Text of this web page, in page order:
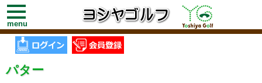
toggle
navigation
menu
パター